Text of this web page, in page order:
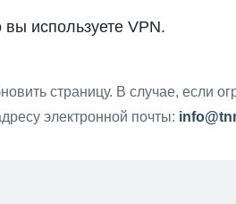
используете VPN.
страницу. В случае, если
электронной почты: